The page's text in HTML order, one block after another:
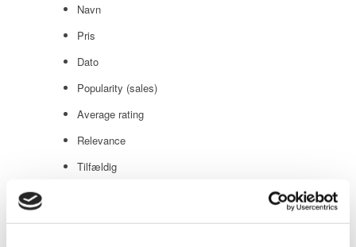
Navn
Pris
Dato
Popularity (sales)
Average rating
Relevance
Tilfældig